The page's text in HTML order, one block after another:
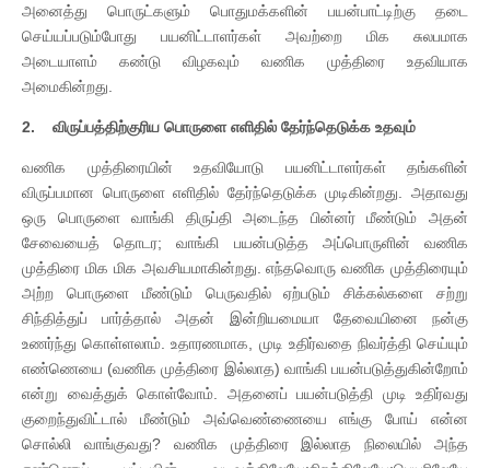
அனைத்து பொருட்களும் பொதுமக்களின் பயன்பாட்டிற்கு தடை
செய்யப்படும்போது பயனிட்டாளர்கள் அவற்றை மிக சுலபமாக
அடையாளம் கண்டு விழகவும் வணிக முத்திரை உதவியாக
அமைகின்றது.
2. விருப்பத்திற்குரிய பொருளை எளிதில் தேர்ந்தெடுக்க உதவும்
வணிக முத்திரையின் உதவியோடு பயனிட்டாளர்கள் தங்களின்
விருப்பமான பொருளை எளிதில் தேர்ந்தெடுக்க முடிகின்றது. அதாவது
ஒரு பொருளை வாங்கி திருப்தி அடைந்த பின்னர் மீண்டும் அதன்
சேவையைத் தொடர; வாங்கி பயன்படுத்த அப்பொருளின் வணிக
முத்திரை மிக மிக அவசியமாகின்றது. எந்தவொரு வணிக முத்திரையும்
அற்ற பொருளை மீண்டும் பெருவதில் ஏற்படும் சிக்கல்களை சற்று
சிந்தித்துப் பார்த்தால் அதன் இன்றியமையா தேவையினை நன்கு
உணர்ந்து கொள்ளலாம். உதாரணமாக, முடி உதிர்வதை நிவர்த்தி செய்யும்
எண்ணெயை (வணிக முத்திரை இல்லாத) வாங்கி பயன்படுத்துகின்றோம்
என்று வைத்துக் கொள்வோம். அதனைப் பயன்படுத்தி முடி உதிர்வது
குறைந்துவிட்டால் மீண்டும் அவ்வெண்ணையை எங்கு போய் என்ன
சொல்லி வாங்குவது? வணிக முத்திரை இல்லாத நிலையில் அந்த